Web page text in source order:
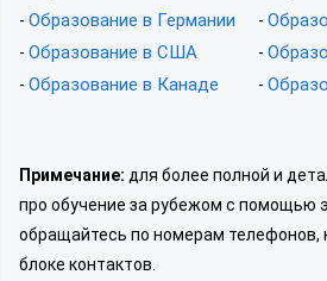
- Образование в Германии
- Образование в США
- Образование в Канаде
-
-
-
Примечание: для более полной и
про обучение за рубежом с помощью
обращайтесь по номерам телефонов,
блоке контактов.